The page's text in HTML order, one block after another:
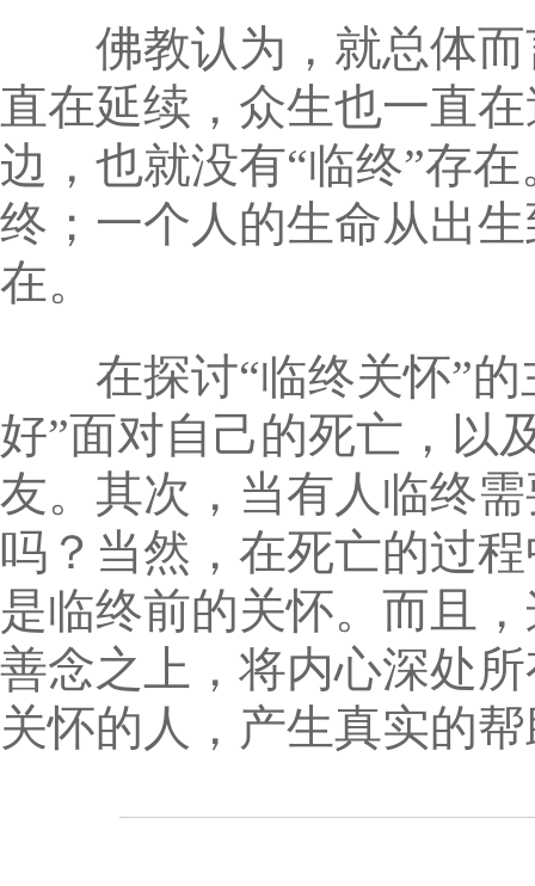
佛教认为，就总体而
直在延续，众生也一直
边，也就没有“临终”存
终；一个人的生命从出
在。
在探讨“临终关怀”的
好”面对自己的死亡，以
友。其次，当有人临终
吗？当然，在死亡的过
是临终前的关怀。而且
善念之上，将内心深处
关怀的人，产生真实的